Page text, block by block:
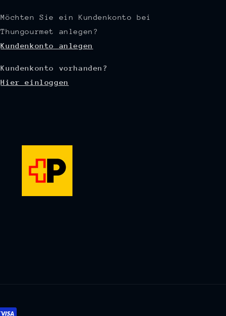
Möchten Sie ein Kundenkonto bei
Thungourmet anlegen?
Kundenkonto anlegen
Kundenkonto vorhanden?
Hier einloggen